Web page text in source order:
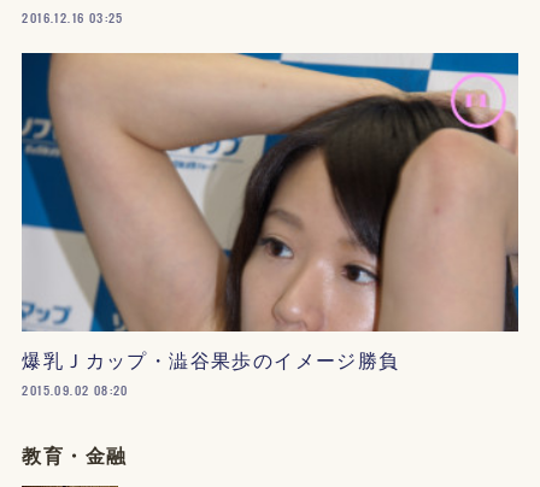
2016.12.16 03:25
爆乳Ｊカップ・澁谷果歩のイメージ勝負
2015.09.02 08:20
教育・金融